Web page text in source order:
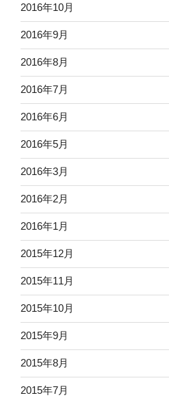
2016年10月
2016年9月
2016年8月
2016年7月
2016年6月
2016年5月
2016年3月
2016年2月
2016年1月
2015年12月
2015年11月
2015年10月
2015年9月
2015年8月
2015年7月